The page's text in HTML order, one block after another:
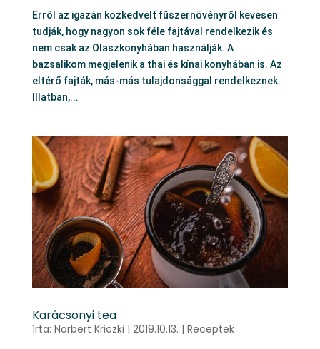
Erről az igazán közkedvelt fűszernövényről kevesen
tudják, hogy nagyon sok féle fajtával rendelkezik és
nem csak az Olaszkonyhában használják. A
bazsalikom megjelenik a thai és kínai konyhában is. Az
eltérő fajták, más-más tulajdonsággal rendelkeznek.
Illatban,...
Karácsonyi tea
írta: Norbert Kriczki | 2019.10.13. | Receptek